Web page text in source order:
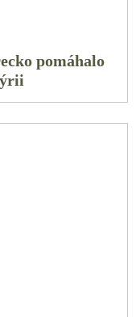
pomáhalo